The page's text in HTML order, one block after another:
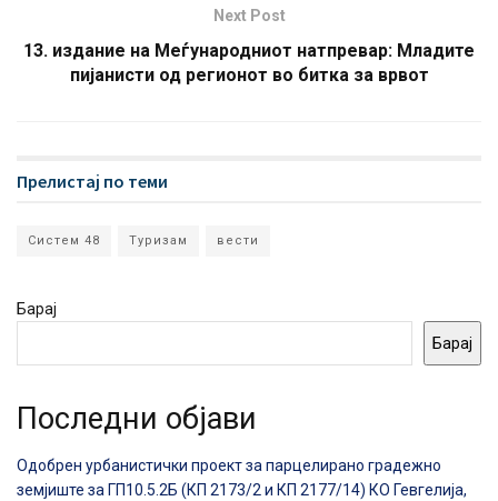
Next Post
13. издание на Меѓународниот натпревар: Младите
пијанисти од регионот во битка за врвот
Прелистај по теми
Систем 48 Туризам вести
Барај
Барај
Последни објави
Одобрен урбанистички проект за парцелирано градежно
земјиште за ГП10.5.2Б (КП 2173/2 и КП 2177/14) КО Гевгелија,